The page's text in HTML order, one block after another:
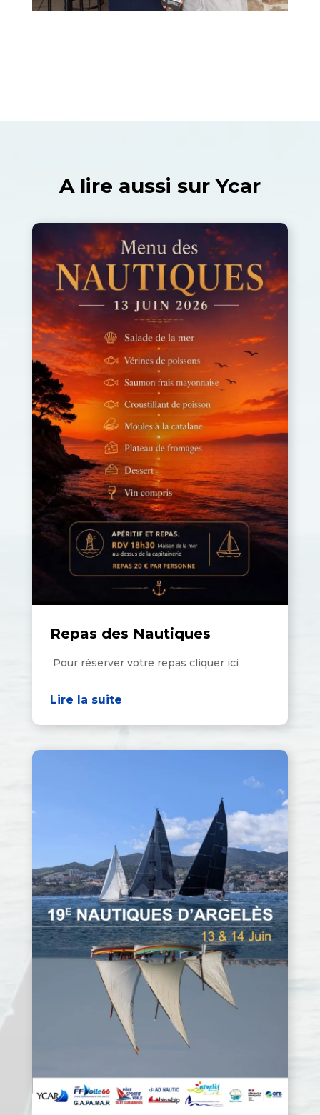
A lire aussi sur Ycar
Repas des Nautiques
Pour réserver votre repas cliquer ici
Lire la suite